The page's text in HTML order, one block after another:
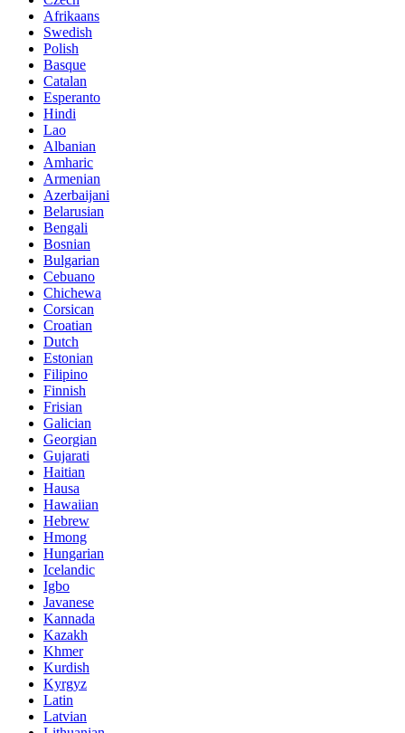
Afrikaans
Swedish
Polish
Basque
Catalan
Esperanto
Hindi
Lao
Albanian
Amharic
Armenian
Azerbaijani
Belarusian
Bengali
Bosnian
Bulgarian
Cebuano
Chichewa
Corsican
Croatian
Dutch
Estonian
Filipino
Finnish
Frisian
Galician
Georgian
Gujarati
Haitian
Hausa
Hawaiian
Hebrew
Hmong
Hungarian
Icelandic
Igbo
Javanese
Kannada
Kazakh
Khmer
Kurdish
Kyrgyz
Latin
Latvian